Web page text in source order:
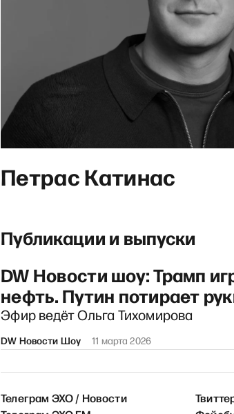
Петрас Катинас
Публикации и выпуски
DW Новости шоу: Трамп
нефть. Путин потирает
Эфир ведёт Ольга Тихомирова
DW Новости Шоу 11 марта 2026
Телеграм ЭХО / Новости